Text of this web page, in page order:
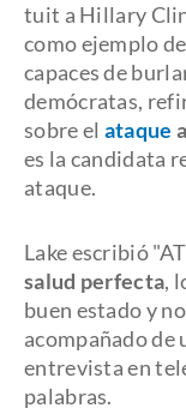
tuit a Hillary
como ejemplo
capaces de
demócratas,
sobre el ataque
es la candidata
ataque.
Lake escribió
salud perfecta,
buen estado y
acompañado de
entrevista en
palabras.